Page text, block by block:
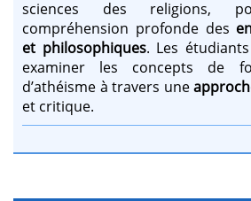
sciences des religions,
compréhension profonde des
et philosophiques. Les
examiner les concepts de
d’athéisme à travers une
et critique.